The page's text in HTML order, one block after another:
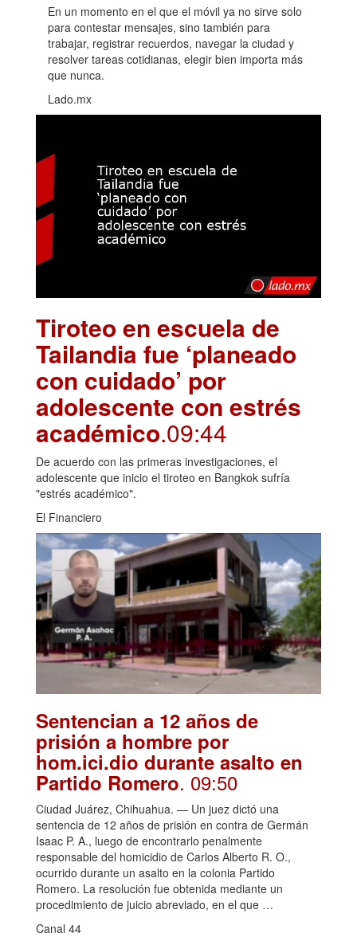
En un momento en el que el móvil ya no sirve solo
para contestar mensajes, sino también para
trabajar, registrar recuerdos, navegar la ciudad y
resolver tareas cotidianas, elegir bien importa más
que nunca.
Lado.mx
Tiroteo en escuela de
Tailandia fue ‘planeado
con cuidado’ por
adolescente con estrés
académico.09:44
De acuerdo con las primeras investigaciones, el
adolescente que inicio el tiroteo en Bangkok sufría
"estrés académico".
El Financiero
Sentencian a 12 años de
prisión a hombre por
hom.ici.dio durante asalto en
Partido Romero. 09:50
Ciudad Juárez, Chihuahua. — Un juez dictó una
sentencia de 12 años de prisión en contra de Germán
Isaac P. A., luego de encontrarlo penalmente
responsable del homicidio de Carlos Alberto R. O.,
ocurrido durante un asalto en la colonia Partido
Romero. La resolución fue obtenida mediante un
procedimiento de juicio abreviado, en el que …
Canal 44